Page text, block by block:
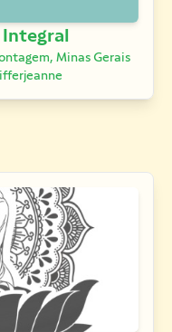
Integral
Minas Gerais